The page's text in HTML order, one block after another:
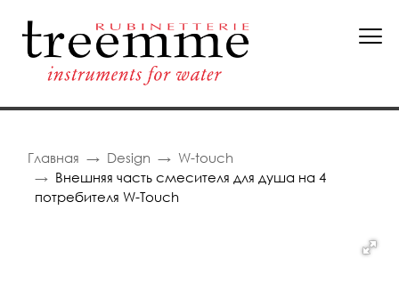
Главная Design
W-touch
Внешняя часть смесителя для душа на 4
потребителя W-Touch